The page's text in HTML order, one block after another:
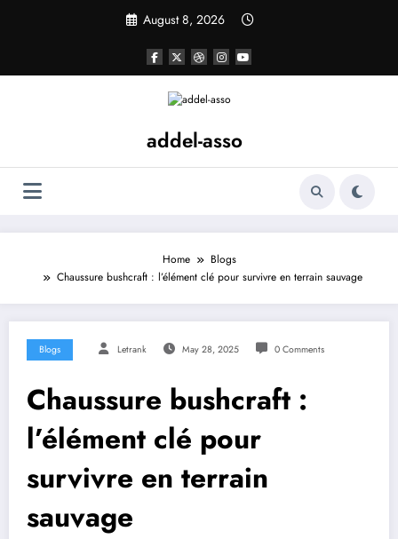
August 8, 2026
addel-asso
Home
Blogs
Chaussure bushcraft : l’élément clé pour survivre en terrain sauvage
Blogs Letrank May 28, 2025 0 Comments
Chaussure bushcraft :
l’élément clé pour
survivre en terrain
sauvage